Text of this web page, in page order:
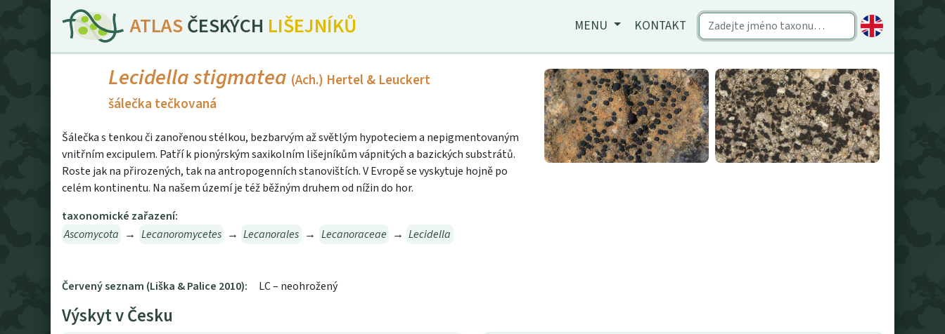
ATLASČESKÝCH LIŠEJNÍKŮ MENU KONTAKT
Lecidella stigmatea (Ach.) Hertel & Leuckert
šálečka tečkovaná
Šálečka s tenkou či zanořenou stélkou, bezbarvým až světlým hypoteciem a nepigmentovaným
vnitřním excipulem. Patří k pionýrským saxikolním lišejníkům vápnitých a bazických substrátů.
Roste jak na přirozených, tak na antropogenních stanovištích. V Evropě se vyskytuje hojně po
celém kontinentu. Na našem území je též běžným druhem od nížin do hor.
taxonomické zařazení:
Ascomycota → Lecanoromycetes → Lecanorales → Lecanoraceae → Lecidella
Červený seznam (Liška & Palice 2010): LC – neohrožený
Výskyt v Česku